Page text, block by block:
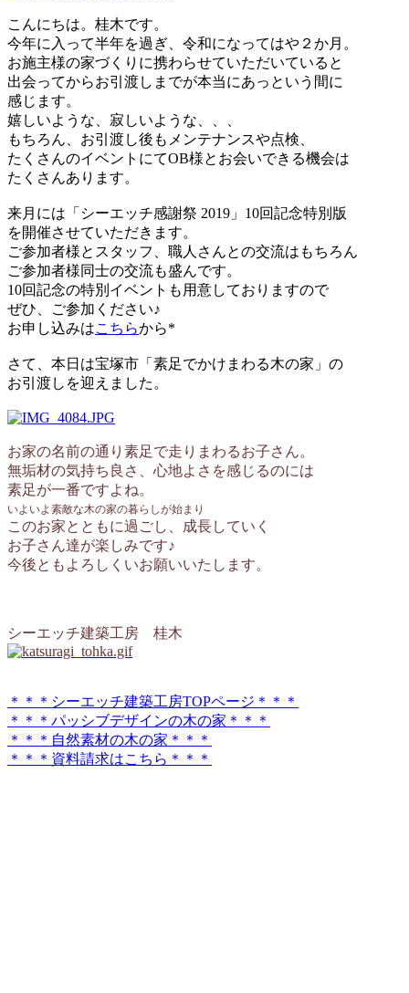
こんにちは。桂木です。
今年に入って半年を過ぎ、令和になってはや２か月。
お施主様の家づくりに携わらせていただいていると
出会ってからお引渡しまでが本当にあっという間に
感じます。
嬉しいような、寂しいような、、、
もちろん、お引渡し後もメンテナンスや点検、
たくさんのイベントにてOB様とお会いできる機会は
たくさんあります。
来月には「シーエッチ感謝祭 2019」10回記念特別版
を開催させていただきます。
ご参加者様とスタッフ、職人さんとの交流はもちろん
ご参加者様同士の交流も盛んです。
10回記念の特別イベントも用意しておりますので
ぜひ、ご参加ください♪
お申し込みはこちらから*
さて、本日は宝塚市「素足でかけまわる木の家」の
お引渡しを迎えました。
お家の名前の通り素足で走りまわるお子さん。
無垢材の気持ち良さ、心地よさを感じるのには
素足が一番ですよね。
いよいよ素敵な木の家の暮らしが始まり
このお家とともに過ごし、成長していく
お子さん達が楽しみです♪
今後ともよろしくいお願いいたします。
シーエッチ建築工房 桂木
＊＊＊シーエッチ建築工房TOPページ＊＊＊
＊＊＊パッシブデザインの木の家＊＊＊
＊＊＊自然素材の木の家＊＊＊
＊＊＊資料請求はこちら＊＊＊